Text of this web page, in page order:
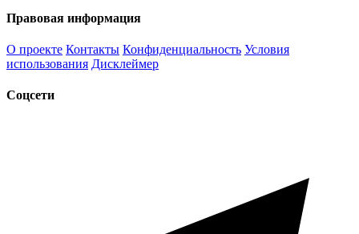
Правовая информация
О проекте Контакты Конфиденциальность Условия
использования Дисклеймер
Соцсети